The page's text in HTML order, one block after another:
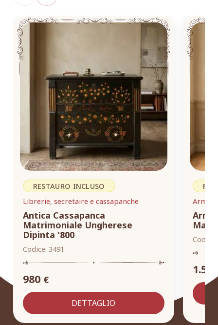
RESTAURO INCLUSO
Librerie, secretaire e cassapanche
Antica Cassapanca
Matrimoniale Ungherese
Dipinta '800
Codice: 3491
980 €
DETTAGLIO
Codice: